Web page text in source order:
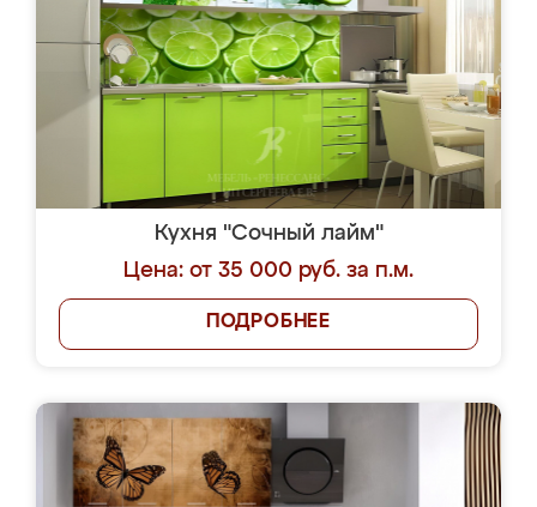
Кухня "Сочный лайм"
Цена: от 35 000 руб. за п.м.
ПОДРОБНЕЕ